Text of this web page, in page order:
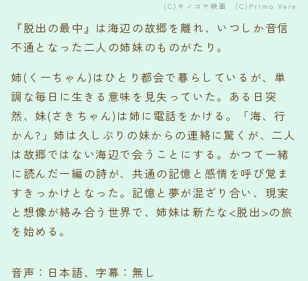
(C)キノコヤ映画 (C)Primo Vere
『脱出の最中』は海辺の故郷を離れ、いつしか音信
不通となった二人の姉妹のものがたり。
姉(くーちゃん)はひとり都会で暮らしているが、単
調な毎日に生きる意味を見失っていた。ある日突
然、妹(さきちゃん)は姉に電話をかける。「海、行
かん?」姉は久しぶりの妹からの連絡に驚くが、二人
は故郷ではない海辺で会うことにする。かつて一緒
に読んだ一編の詩が、共通の記憶と感情を呼び覚ま
すきっかけとなった。記憶と夢が混ざり合い、現実
と想像が絡み合う世界で、姉妹は新たな<脱出>の旅
を始める。
音声：日本語、字幕：無し